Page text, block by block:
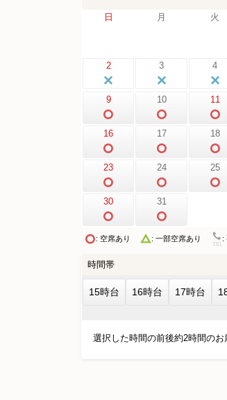
日 月 火
2 3 4
9 10 11
16 17 18
23 24 25
30 31
: 空席あり : 一部空席あり :
時間帯
15時台 16時台 17時台
選択した時間の前後約2時間の